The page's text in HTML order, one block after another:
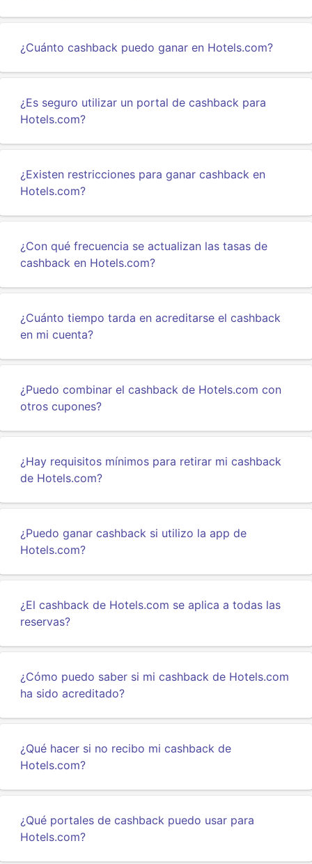
¿Cuánto cashback puedo ganar en Hotels.com?
¿Es seguro utilizar un portal de cashback para
Hotels.com?
¿Existen restricciones para ganar cashback en
Hotels.com?
¿Con qué frecuencia se actualizan las tasas de
cashback en Hotels.com?
¿Cuánto tiempo tarda en acreditarse el cashback
en mi cuenta?
¿Puedo combinar el cashback de Hotels.com con
otros cupones?
¿Hay requisitos mínimos para retirar mi cashback
de Hotels.com?
¿Puedo ganar cashback si utilizo la app de
Hotels.com?
¿El cashback de Hotels.com se aplica a todas las
reservas?
¿Cómo puedo saber si mi cashback de Hotels.com
ha sido acreditado?
¿Qué hacer si no recibo mi cashback de
Hotels.com?
¿Qué portales de cashback puedo usar para
Hotels.com?